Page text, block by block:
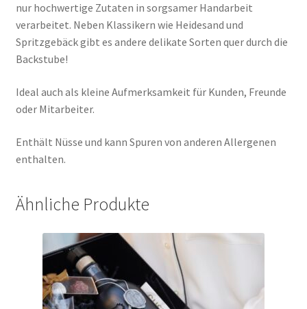
nur hochwertige Zutaten in sorgsamer Handarbeit
verarbeitet. Neben Klassikern wie Heidesand und
Spritzgebäck gibt es andere delikate Sorten quer durch die
Backstube!
Ideal auch als kleine Aufmerksamkeit für Kunden, Freunde
oder Mitarbeiter.
Enthält Nüsse und kann Spuren von anderen Allergenen
enthalten.
Ähnliche Produkte